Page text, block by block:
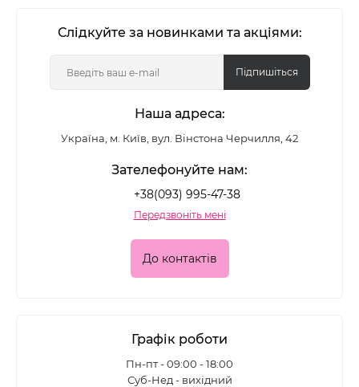
Слідкуйте за новинками та акціями:
Підпишіться
Наша адреса:
Україна, м. Київ, вул. Вінстона Черчилля, 42
Зателефонуйте нам:
+38(093) 995-47-38
Передзвоніть мені
До контактів
Графік роботи
Пн-пт - 09:00 - 18:00
Суб-Нед - вихідний